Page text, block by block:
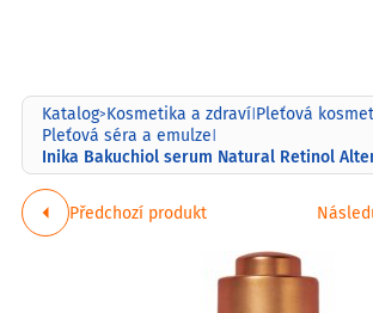
Katalog>Kosmetika a zdraví|Pleťová
Pleťová séra a emulze|
Inika Bakuchiol serum Natural Retinol
Předchozí produkt